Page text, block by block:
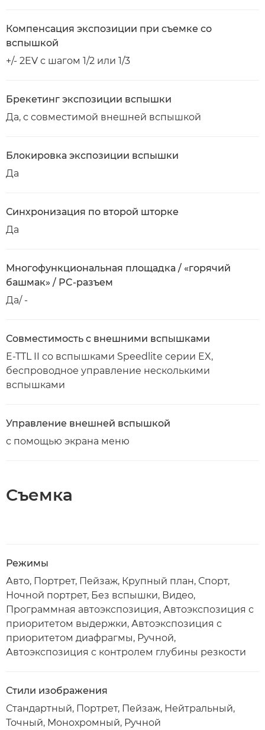
Компенсация экспозиции при съемке со
вспышкой
+/- 2EV с шагом 1/2 или 1/3
Брекетинг экспозиции вспышки
Да, с совместимой внешней вспышкой
Блокировка экспозиции вспышки
Да
Синхронизация по второй шторке
Да
Многофункциональная площадка / «горячий
башмак» / PC-разъем
Да/ -
Совместимость с внешними вспышками
E-TTL II со вспышками Speedlite серии EX,
беспроводное управление несколькими
вспышками
Управление внешней вспышкой
с помощью экрана меню
Съемка
Режимы
Авто, Портрет, Пейзаж, Крупный план, Спорт,
Ночной портрет, Без вспышки, Видео,
Программная автоэкспозиция, Автоэкспозиция с
приоритетом выдержки, Автоэкспозиция с
приоритетом диафрагмы, Ручной,
Автоэкспозиция с контролем глубины резкости
Стили изображения
Стандартный, Портрет, Пейзаж, Нейтральный,
Точный, Монохромный, Ручной